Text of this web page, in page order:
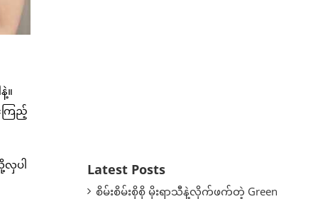
။
ကြည့်
လှပါ Latest Posts
စိမ်းစိမ်းစိုစို မိုးရာသီနဲ့လိုက်ဖက်တဲ့ Green